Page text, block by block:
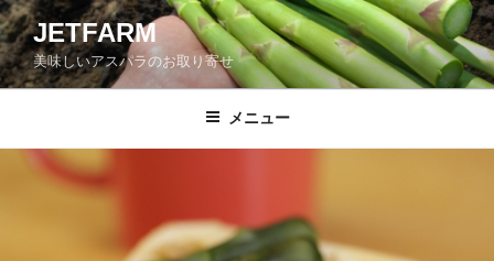
コ
ン
テ
ン
JETFARM
美味しいアスパラのお取り寄せ
メニュー